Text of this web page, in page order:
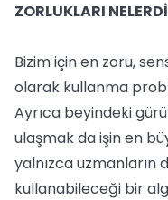
ZORLUKLARI
Bizim için en zoru,
olarak kullanma
Ayrıca beyindeki
ulaşmak da işin en
yalnızca uzmanların
kullanabileceği bir